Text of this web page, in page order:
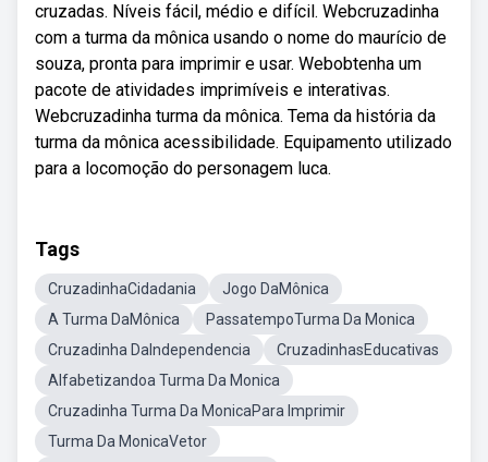
cruzadas. Níveis fácil, médio e difícil. Webcruzadinha
com a turma da mônica usando o nome do maurício de
souza, pronta para imprimir e usar. Webobtenha um
pacote de atividades imprimíveis e interativas.
Webcruzadinha turma da mônica. Tema da história da
turma da mônica acessibilidade. Equipamento utilizado
para a locomoção do personagem luca.
Tags
CruzadinhaCidadania
Jogo DaMônica
A Turma DaMônica
PassatempoTurma Da Monica
Cruzadinha DaIndependencia
CruzadinhasEducativas
Alfabetizandoa Turma Da Monica
Cruzadinha Turma Da MonicaPara Imprimir
Turma Da MonicaVetor